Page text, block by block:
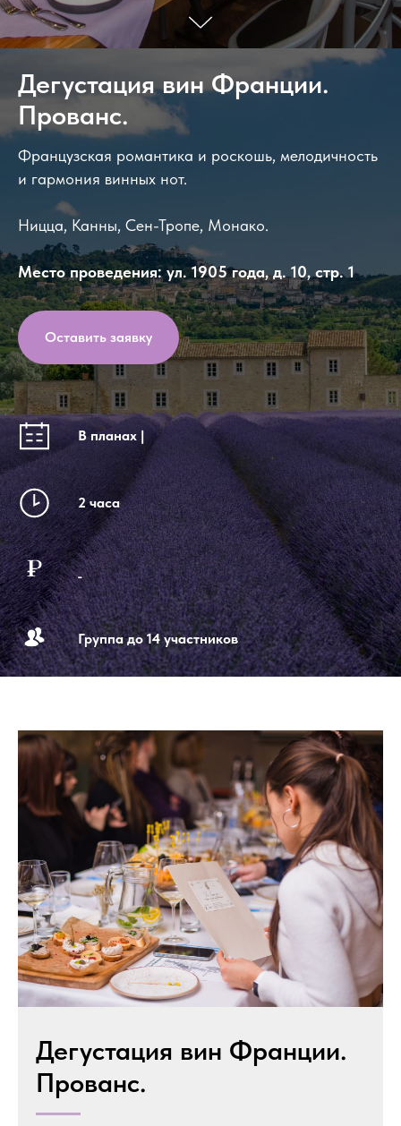
Дегустация вин Франции.
Прованс.
Французская романтика и роскошь, мелодичность
и гармония винных нот.
Ницца, Канны, Сен-Тропе, Монако.
Место проведения: ул. 1905 года, д. 10, стр. 1
Оставить заявку
В планах |
2 часа
_
Группа до 14 участников
Дегустация вин Франции.
Прованс.